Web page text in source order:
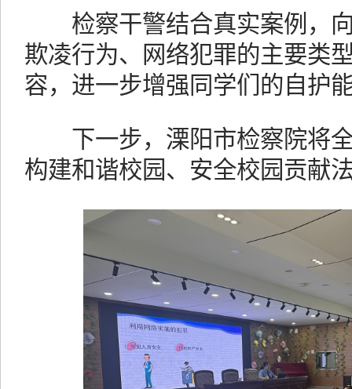
检察干警结合真实案例，向
欺凌行为、网络犯罪的主要类
容，进一步增强同学们的自护
下一步，溧阳市检察院将全
构建和谐校园、安全校园贡献